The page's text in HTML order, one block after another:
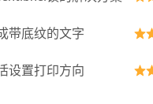
带底纹的文字
设置打印方向